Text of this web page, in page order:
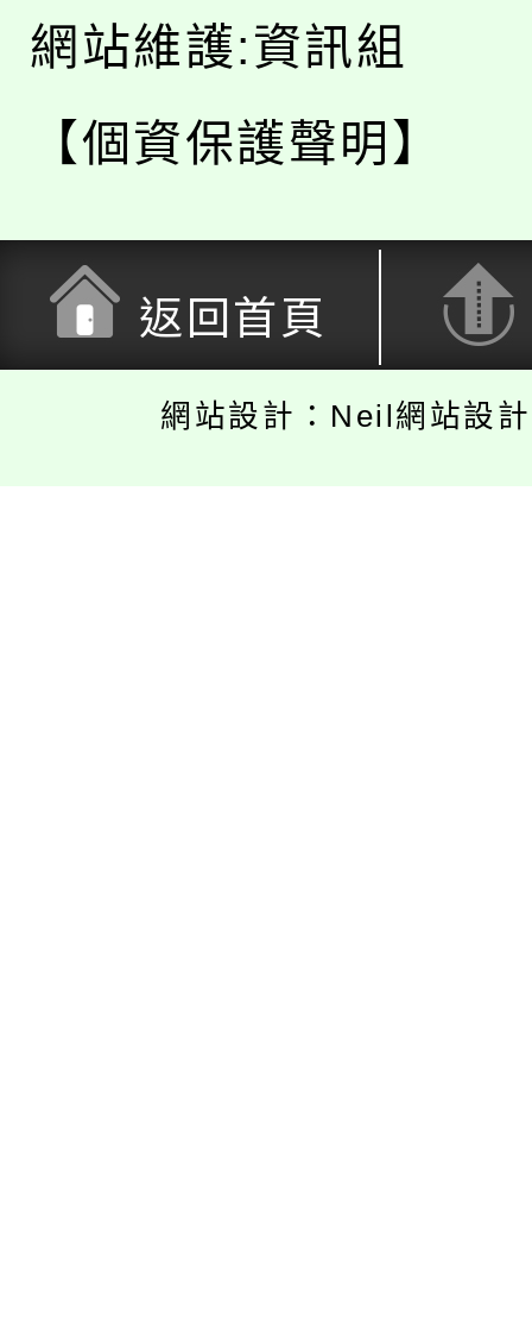
網站維護:資訊組
【個資保護聲明】
返回首頁
網站設計：Neil網站設